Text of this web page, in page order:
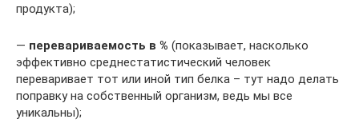
продукта);
— перевариваемость в % (показывает, насколько
эффективно среднестатистический человек
переваривает тот или иной тип белка – тут надо делать
поправку на собственный организм, ведь мы все
уникальны);